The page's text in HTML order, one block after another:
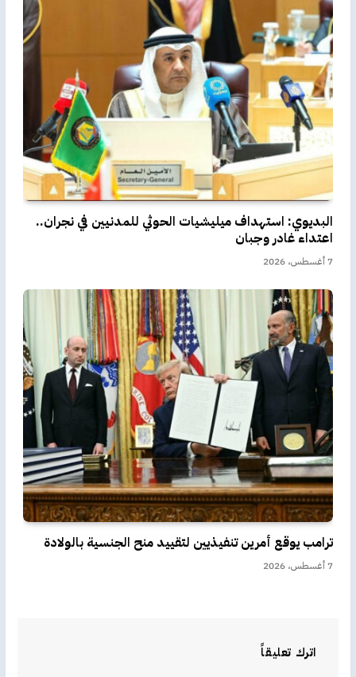
البديوي: استهداف ميليشيات الحوثي للمدنيين في نجران..
اعتداء غادر وجبان
7 أغسطس، 2026
ترامب يوقع أمرين تنفيذيين لتقييد منح الجنسية بالولادة
7 أغسطس، 2026
اترك تعليقاً